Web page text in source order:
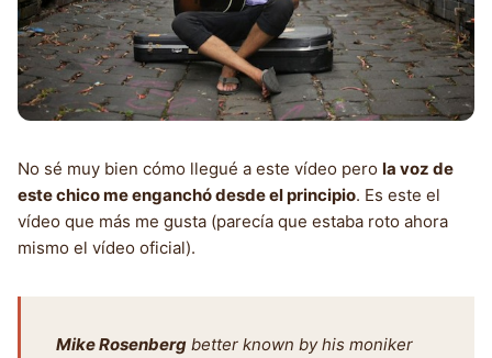
No sé muy bien cómo llegué a este vídeo pero la voz de
este chico me enganchó desde el principio. Es este el
vídeo que más me gusta (parecía que estaba roto ahora
mismo el vídeo oficial).
Mike Rosenberg better known by his moniker